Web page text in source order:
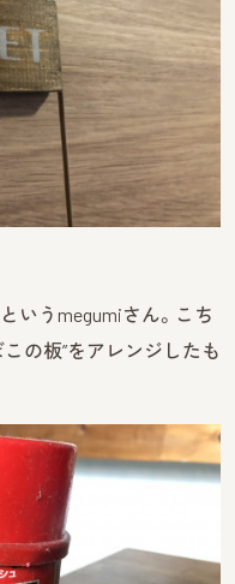
いうmegumiさん。こち
の板”をアレンジしたも